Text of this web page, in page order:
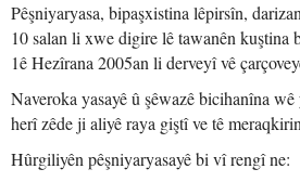
Pêşniyaryasa, bipaşxistina lêpirsîn,
10 salan li xwe digire lê tawanên kuştina
1ê Hezîrana 2005an li derveyî vê
Naveroka yasayê û şêwazê bicihanîna
herî zêde ji aliyê raya giştî ve tê
Hûrgiliyên pêşniyaryasayê bi vî rengî ne: